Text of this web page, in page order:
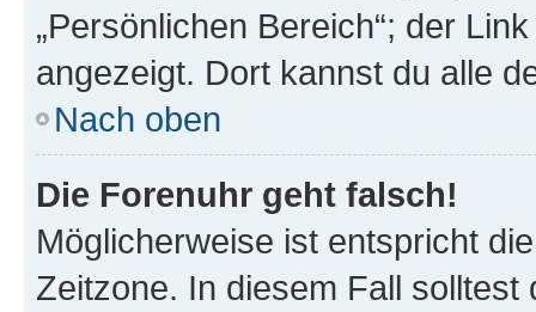
„Persönlichen Bereich“; der
angezeigt. Dort kannst du alle
Nach oben
Die Forenuhr geht falsch!
Möglicherweise ist entspricht
Zeitzone. In diesem Fall solltest